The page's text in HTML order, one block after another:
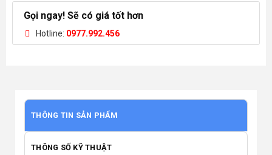
Gọi ngay! Sẽ có giá tốt hơn
Hotline: 0977.992.456
THÔNG TIN SẢN PHẨM
THÔNG SỐ KỸ THUẬT